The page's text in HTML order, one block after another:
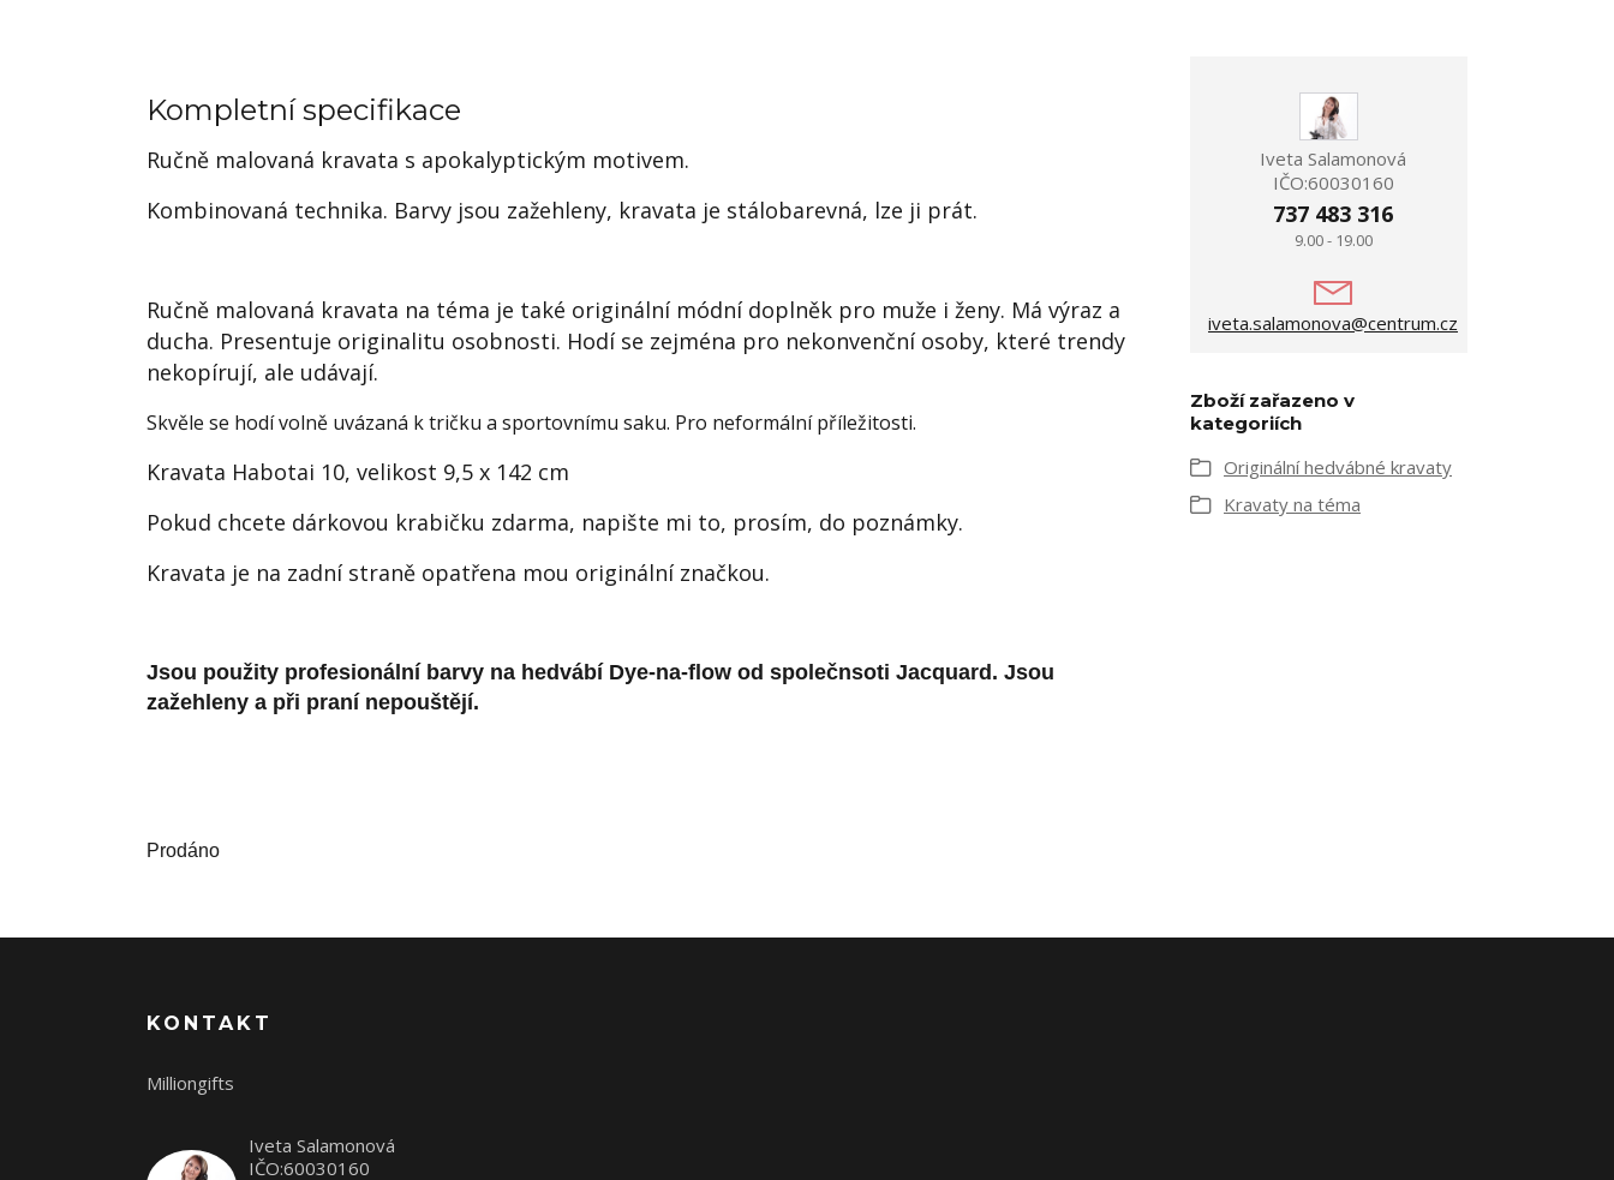
Kompletní specifikace
Ručně malovaná kravata s apokalyptickým motivem.
Kombinovaná technika. Barvy jsou zažehleny, kravata je stálobarevná, lze ji prát.
Ručně malovaná kravata na téma je také originální módní doplněk pro muže i ženy. Má výraz a
ducha. Presentuje originalitu osobnosti. Hodí se zejména pro nekonvenční osoby, které trendy
nekopírují, ale udávají.
Skvěle se hodí volně uvázaná k tričku a sportovnímu saku. Pro neformální příležitosti.
Kravata Habotai 10, velikost 9,5 x 142 cm
Pokud chcete dárkovou krabičku zdarma, napište mi to, prosím, do poznámky.
Kravata je na zadní straně opatřena mou originální značkou.
Jsou použity profesionální barvy na hedvábí Dye-na-flow od společnsoti Jacquard. Jsou
zažehleny a při praní nepouštějí.
Prodáno
Iveta Salamonová
IČO:60030160
737 483 316
9.00 - 19.00
iveta.salamonova@centrum.cz
Zboží zařazeno v
kategoriích
Originální hedvábné kravaty
Kravaty na téma
KONTAKT
Milliongifts
Iveta Salamonová
IČO:60030160